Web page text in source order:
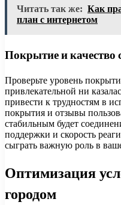
Читать так же: Как
план с интернетом
Покрытие и качество
Проверьте уровень
привлекательной ни
привести к трудностям в
покрытия и отзывы
стабильным будет
поддержки и скорость
сыграть важную роль в
Оптимизация
городом